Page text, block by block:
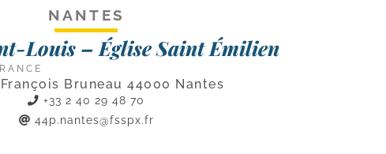
NANTES
Louis – Église Saint Émilien
Bruneau 44000 Nantes
+33 2 40 29 48 70
44p.nantes@fsspx.fr